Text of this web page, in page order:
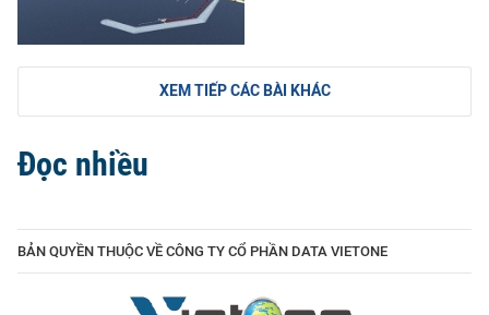
XEM TIẾP CÁC BÀI KHÁC
Đọc nhiều
BẢN QUYỀN THUỘC VỀ CÔNG TY CỔ PHẦN DATA VIETONE